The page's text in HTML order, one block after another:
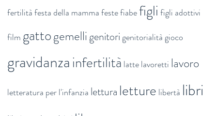
fertilitàfesta della mammafestefiabefigli figli adottivi
film gattogemelligenitorigenitorialitàgioco
gravidanzainfertilità lattelavoretti lavoro
letteratura per l'infanzia lettura letture libertà libri